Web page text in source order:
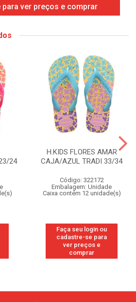
ver preços e comprar
24
H.KIDS FLORES AMAR
CAJA/AZUL TRADI 33/34
Código: 322172
Embalagem: Unidade
Caixa contém 12 unidade(s)
Faça seu login ou
cadastre-se para
ver preços e
comprar